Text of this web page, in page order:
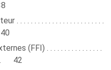
. . . . . . . . . . . . . . . . . . . . . . . .
(FFI) . . . . . . . . . . . . . . . .
. . . 42